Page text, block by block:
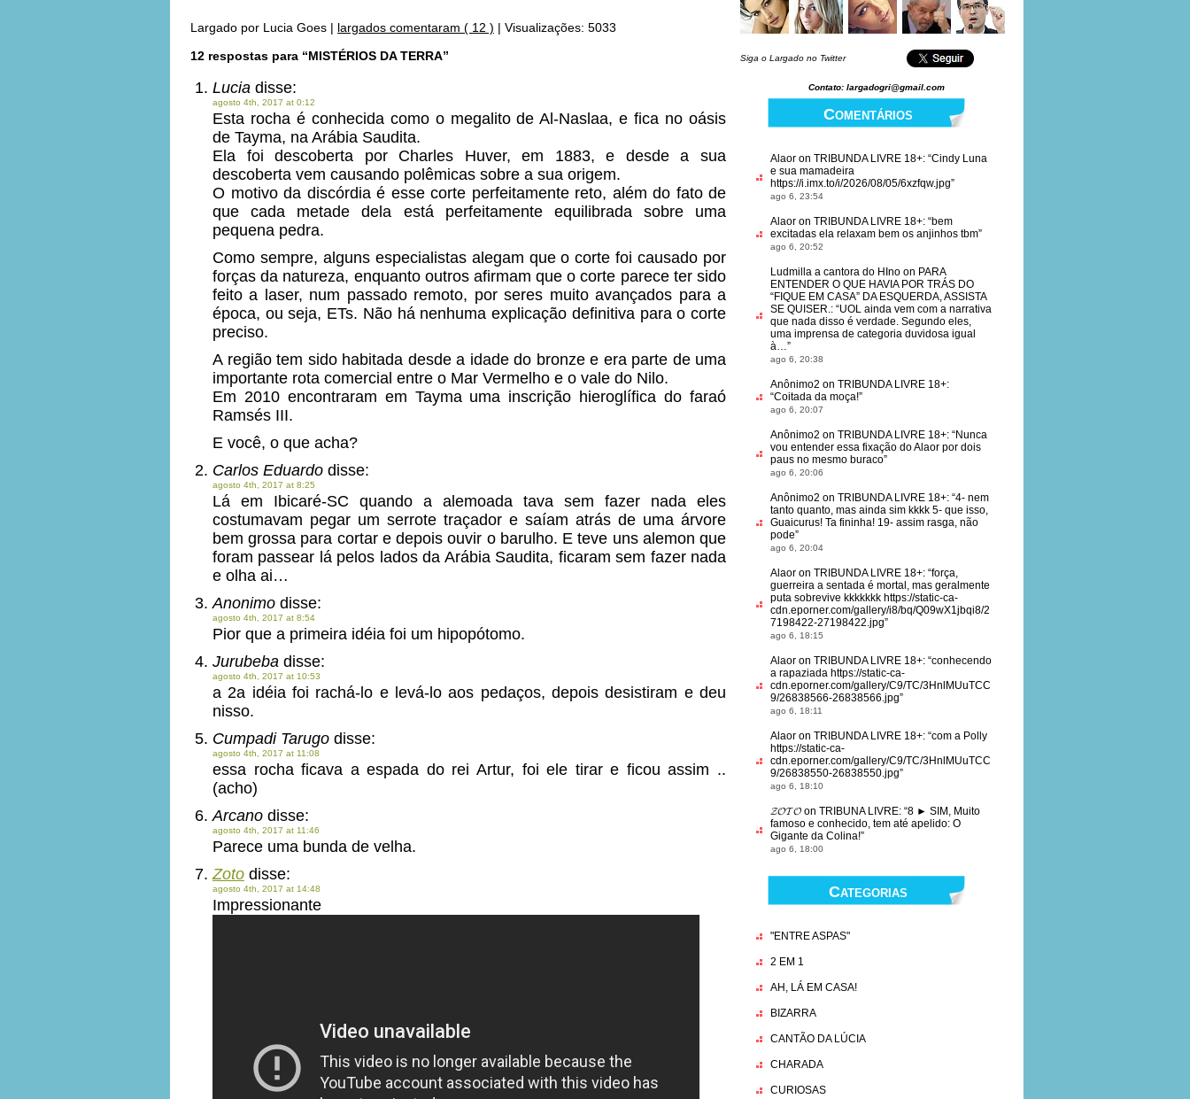
Largado por Lucia Goes | largados comentaram ( 12 ) | Visualizações: 5033
12 respostas para “MISTÉRIOS DA TERRA”
Lucia disse:
agosto 4th, 2017 at 0:12
Esta rocha é conhecida como o megalito de Al-Naslaa, e fica no oásis
de Tayma, na Arábia Saudita.
Ela foi descoberta por Charles Huver, em 1883, e desde a sua
descoberta vem causando polêmicas sobre a sua origem.
O motivo da discórdia é esse corte perfeitamente reto, além do fato de
que cada metade dela está perfeitamente equilibrada sobre uma
pequena pedra.
Como sempre, alguns especialistas alegam que o corte foi causado por
forças da natureza, enquanto outros afirmam que o corte parece ter sido
feito a laser, num passado remoto, por seres muito avançados para a
época, ou seja, ETs. Não há nenhuma explicação definitiva para o corte
preciso.
A região tem sido habitada desde a idade do bronze e era parte de uma
importante rota comercial entre o Mar Vermelho e o vale do Nilo.
Em 2010 encontraram em Tayma uma inscrição hieroglífica do faraó
Ramsés III.
E você, o que acha?
Carlos Eduardo disse:
agosto 4th, 2017 at 8:25
Lá em Ibicaré-SC quando a alemoada tava sem fazer nada eles
costumavam pegar um serrote traçador e saíam atrás de uma árvore
bem grossa para cortar e depois ouvir o barulho. E teve uns alemon que
foram passear lá pelos lados da Arábia Saudita, ficaram sem fazer nada
e olha ai…
Anonimo disse:
agosto 4th, 2017 at 8:54
Pior que a primeira idéia foi um hipopótomo.
Jurubeba disse:
agosto 4th, 2017 at 10:53
a 2a idéia foi rachá-lo e levá-lo aos pedaços, depois desistiram e deu
nisso.
Cumpadi Tarugo disse:
agosto 4th, 2017 at 11:08
essa rocha ficava a espada do rei Artur, foi ele tirar e ficou assim ..
(acho)
Arcano disse:
agosto 4th, 2017 at 11:46
Parece uma bunda de velha.
Zoto disse:
agosto 4th, 2017 at 14:48
Impressionante
Siga o Largado no Twitter
Contato: largadogri@gmail.com
Comentários
Alaor on TRIBUNDA LIVRE 18+: “Cindy Luna
e sua mamadeira
https://i.imx.to/i/2026/08/05/6xzfqw.jpg”
ago 6, 23:54
Alaor on TRIBUNDA LIVRE 18+: “bem
excitadas ela relaxam bem os anjinhos tbm”
ago 6, 20:52
Ludmilla a cantora do HIno on PARA
ENTENDER O QUE HAVIA POR TRÁS DO
“FIQUE EM CASA” DA ESQUERDA, ASSISTA
SE QUISER.: “UOL ainda vem com a narrativa
que nada disso é verdade. Segundo eles,
uma imprensa de categoria duvidosa igual
à…”
ago 6, 20:38
Anônimo2 on TRIBUNDA LIVRE 18+:
“Coitada da moça!”
ago 6, 20:07
Anônimo2 on TRIBUNDA LIVRE 18+: “Nunca
vou entender essa fixação do Alaor por dois
paus no mesmo buraco”
ago 6, 20:06
Anônimo2 on TRIBUNDA LIVRE 18+: “4- nem
tanto quanto, mas ainda sim kkkk 5- que isso,
Guaicurus! Ta fininha! 19- assim rasga, não
pode”
ago 6, 20:04
Alaor on TRIBUNDA LIVRE 18+: “força,
guerreira a sentada é mortal, mas geralmente
puta sobrevive kkkkkkk https://static-ca-
cdn.eporner.com/gallery/i8/bq/Q09wX1jbqi8/2
7198422-27198422.jpg”
ago 6, 18:15
Alaor on TRIBUNDA LIVRE 18+: “conhecendo
a rapaziada https://static-ca-
cdn.eporner.com/gallery/C9/TC/3HnlMUuTCC
9/26838566-26838566.jpg”
ago 6, 18:11
Alaor on TRIBUNDA LIVRE 18+: “com a Polly
https://static-ca-
cdn.eporner.com/gallery/C9/TC/3HnlMUuTCC
9/26838550-26838550.jpg”
ago 6, 18:10
𝓩𝓞𝓣𝓞 on TRIBUNA LIVRE: “8 ► SIM, Muito
famoso e conhecido, tem até apelido: O
Gigante da Colina!”
ago 6, 18:00
Categorias
"ENTRE ASPAS"
2 EM 1
AH, LÁ EM CASA!
BIZARRA
CANTÃO DA LÚCIA
CHARADA
CURIOSAS